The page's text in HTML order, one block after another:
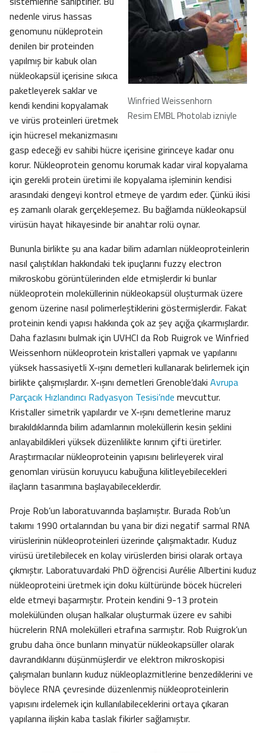
Winfried Weissenhorn
Resim EMBL Photolab izniyle
nedenle virus hassas
genomunu nükleprotein
denilen bir proteinden
yapılmış bir kabuk olan
nükleokapsül içerisine sıkıca
paketleyerek saklar ve
kendi kendini kopyalamak
ve virüs proteinleri üretmek
için hücresel mekanizmasını
gasp edeceği ev sahibi hücre içerisine girinceye kadar onu
korur. Nükleoprotein genomu korumak kadar viral kopyalama
için gerekli protein üretimi ile kopyalama işleminin kendisi
arasındaki dengeyi kontrol etmeye de yardım eder. Çünkü ikisi
eş zamanlı olarak gerçekleşemez. Bu bağlamda nükleokapsül
virüsün hayat hikayesinde bir anahtar rolü oynar.
Bununla birlikte şu ana kadar bilim adamları nükleoproteinlerin
nasıl çalıştıkları hakkındaki tek ipuçlarını fuzzy electron
mikroskobu görüntülerinden elde etmişlerdir ki bunlar
nükleoprotein moleküllerinin nükleokapsül oluşturmak üzere
genom üzerine nasıl polimerleştiklerini göstermişlerdir. Fakat
proteinin kendi yapısı hakkında çok az şey açığa çıkarmışlardır.
Daha fazlasını bulmak için UVHCI da Rob Ruigrok ve Winfried
Weissenhorn nükleoprotein kristalleri yapmak ve yapılarını
yüksek hassasiyetli X-ışını demetleri kullanarak belirlemek için
birlikte çalışmışlardır. X-ışını demetleri Grenoble’daki Avrupa
Parçacık Hızlandırıcı Radyasyon Tesisi’nde mevcuttur.
Kristaller simetrik yapılardır ve X-ışını demetlerine maruz
bırakıldıklarında bilim adamlarının moleküllerin kesin şeklini
anlayabildikleri yüksek düzenlilikte kırınım çifti üretirler.
Araştırmacılar nükleoproteinin yapısını belirleyerek viral
genomları virüsün koruyucu kabuğuna kilitleyebilecekleri
ilaçların tasarımına başlayabileceklerdir.
Proje Rob’un laboratuvarında başlamıştır. Burada Rob’un
takımı 1990 ortalarından bu yana bir dizi negatif sarmal RNA
virüslerinin nükleoproteinleri üzerinde çalışmaktadır. Kuduz
virüsü üretilebilecek en kolay virüslerden birisi olarak ortaya
çıkmıştır. Laboratuvardaki PhD öğrencisi Aurélie Albertini kuduz
nükleoproteini üretmek için doku kültüründe böcek hücreleri
elde etmeyi başarmıştır. Protein kendini 9-13 protein
molekülünden oluşan halkalar oluşturmak üzere ev sahibi
hücrelerin RNA molekülleri etrafına sarmıştır. Rob Ruigrok’un
grubu daha önce bunların minyatür nükleokapsüller olarak
davrandıklarını düşünmüşlerdir ve elektron mikroskopisi
çalışmaları bunların kuduz nükleoplazmitlerine benzediklerini ve
böylece RNA çevresinde düzenlenmiş nükleoproteinlerin
yapısını irdelemek için kullanılabileceklerini ortaya çıkaran
yapılarına ilişkin kaba taslak fikirler sağlamıştır.